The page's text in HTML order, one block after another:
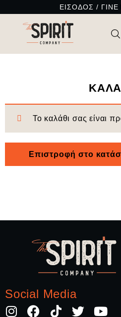
Το καλάθι σας είναι
Επιστροφή στο
Social Media